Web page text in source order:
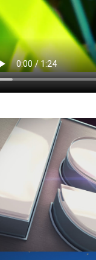
larger version